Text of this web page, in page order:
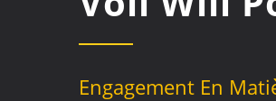
Engagement En